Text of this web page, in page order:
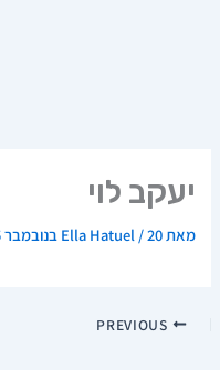
יעקב לוי
מאת Ella Hatuel /20 בנובמבר 2025